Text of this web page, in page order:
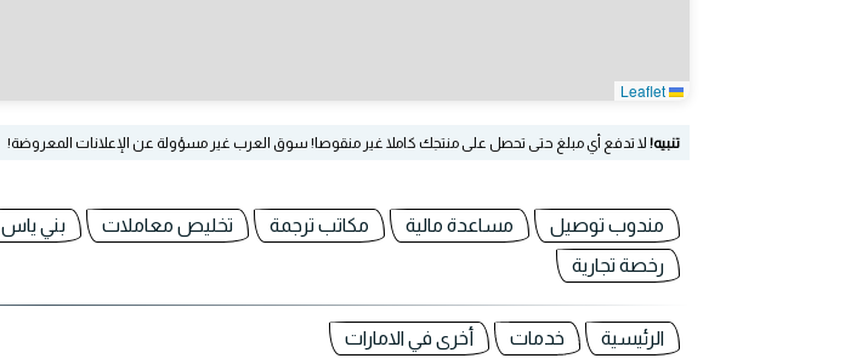
تنبيه! لا تدفع أي مبلغ حتى تحصل على منتجك كاملا غير منقوصا! سوق العرب غير مسؤولة عن الإعلانات المعروضة!
مندوب توصيل مساعدة مالية مكاتب ترجمة تخليص معاملات بني ياس
رخصة تجارية
الرئيسية خدمات أخرى في الامارات